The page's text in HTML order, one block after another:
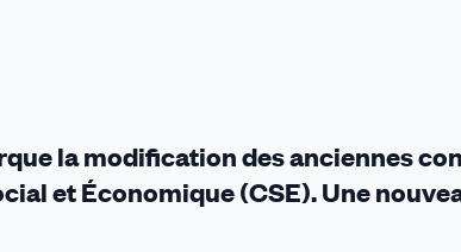
la modification des anciennes
et Économique (CSE). Une